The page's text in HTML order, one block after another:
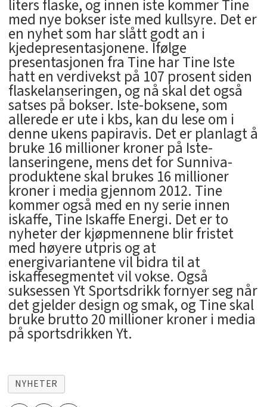
liters flaske, og innen iste kommer Tine
med nye bokser iste med kullsyre. Det er
en nyhet som har slått godt an i
kjedepresentasjonene. Ifølge
presentasjonen fra Tine har Tine Iste
hatt en verdivekst på 107 prosent siden
flaskelanseringen, og nå skal det også
satses på bokser. Iste-boksene, som
allerede er ute i kbs, kan du lese om i
denne ukens papiravis. Det er planlagt å
bruke 16 millioner kroner på Iste-
lanseringene, mens det for Sunniva-
produktene skal brukes 16 millioner
kroner i media gjennom 2012. Tine
kommer også med en ny serie innen
iskaffe, Tine Iskaffe Energi. Det er to
nyheter der kjøpmennene blir fristet
med høyere utpris og at
energivariantene vil bidra til at
iskaffesegmentet vil vokse. Også
suksessen Yt Sportsdrikk fornyer seg når
det gjelder design og smak, og Tine skal
bruke brutto 20 millioner kroner i media
på sportsdrikken Yt.
NYHETER